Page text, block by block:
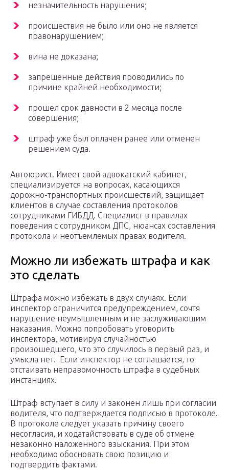
незначительность нарушения;
происшествия не было или оно не является
правонарушением;
вина не доказана;
запрещенные действия проводились по
причине крайней необходимости;
прошел срок давности в 2 месяца после
совершения;
штраф уже был оплачен ранее или отменен
решением суда.
Автоюрист. Имеет свой адвокатский кабинет,
специализируется на вопросах, касающихся
дорожно-транспортных происшествий, защищает
клиентов в случае составления протоколов
сотрудниками ГИБДД. Специалист в правилах
поведения с сотрудником ДПС, нюансах составления
протокола и неотъемлемых правах водителя.
Можно ли избежать штрафа и как
это сделать
Штрафа можно избежать в двух случаях. Если
инспектор ограничится предупреждением, сочтя
нарушение неумышленным и не заслуживающим
наказания. Можно попробовать уговорить
инспектора, мотивируя случайностью
произошедшего, что это случилось в первый раз, и
умысла нет. Если инспектор не соглашается, то
отстаивать неправомочность штрафа в судебных
инстанциях.
Штраф вступает в силу и законен лишь при согласии
водителя, что подтверждается подписью в протоколе.
В протоколе следует указать причину своего
несогласия, и ходатайствовать в суде об отмене
незаконно наложенного взыскания. При этом
необходимо обосновать свою позицию и
подтвердить фактами.